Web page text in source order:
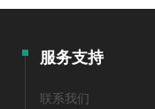
服务支持
联系我们